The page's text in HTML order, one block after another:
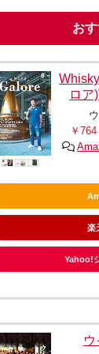
お
ロア
￥764
楽
Yahoo!